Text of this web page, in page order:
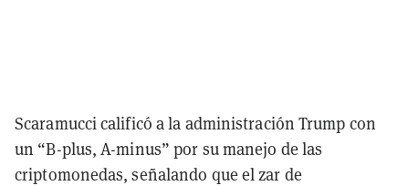
Scaramucci calificó a la administración Trump con
un “B-plus, A-minus” por su manejo de las
criptomonedas, señalando que el zar de